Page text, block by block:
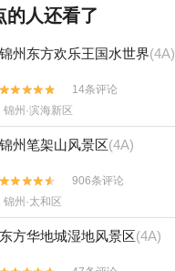
的人还看了
锦州东方欢乐王国水世界(4A)


14条评论
锦州·滨海新区
锦州笔架山风景区(4A)


906条评论
锦州·太和区
东方华地城湿地风景区(4A)